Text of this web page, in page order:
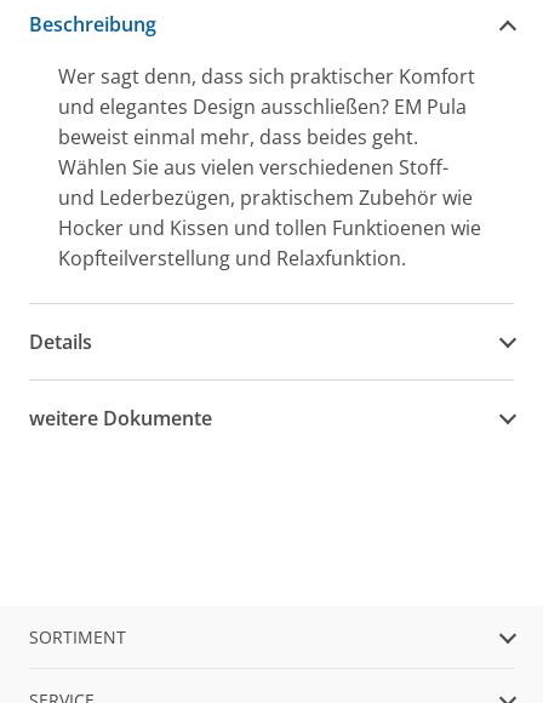
Beschreibung
Wer sagt denn, dass sich praktischer Komfort
und elegantes Design ausschließen? EM Pula
beweist einmal mehr, dass beides geht.
Wählen Sie aus vielen verschiedenen Stoff-
und Lederbezügen, praktischem Zubehör wie
Hocker und Kissen und tollen Funktioenen wie
Kopfteilverstellung und Relaxfunktion.
Details
weitere Dokumente
SORTIMENT